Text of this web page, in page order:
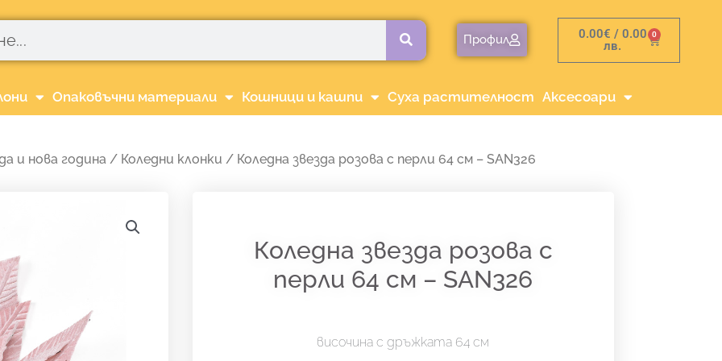
Профил 0.00€ / 0.00
лв.
0
Cart
Опаковъчни материали Кошници и кашпи Суха растителност Аксесоари
и нова година/ Коледни клонки / Коледна звезда розова с перли 64 см – SAN326
Коледна звезда розова с
перли 64 см – SAN326
височина с дръжката 64 см